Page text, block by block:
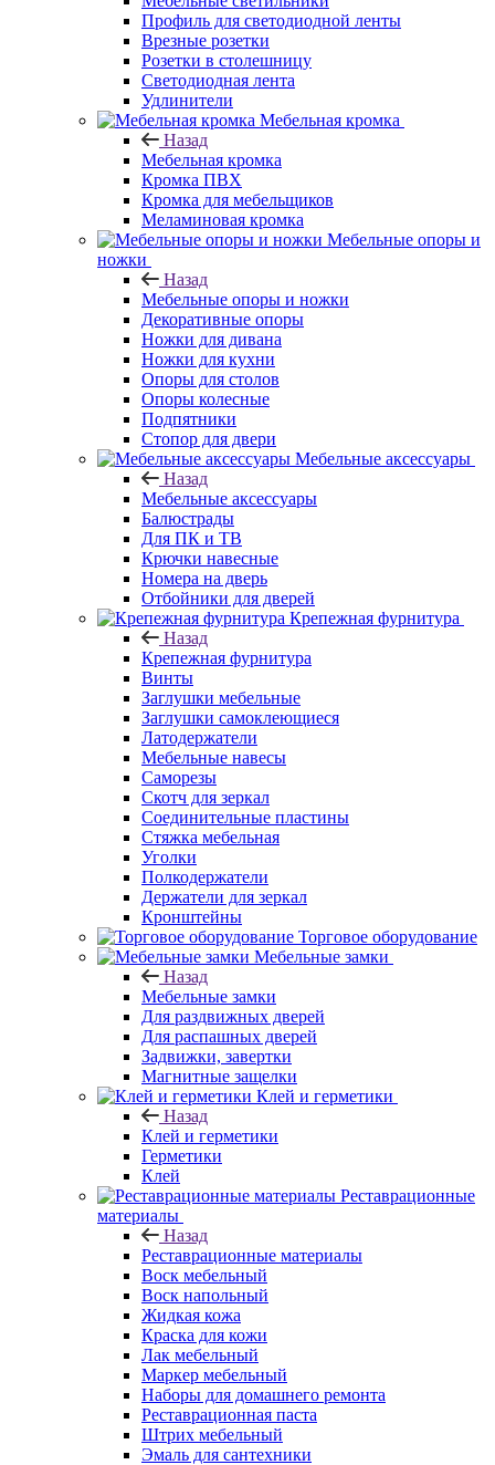
Профиль для светодиодной ленты
Врезные розетки
Розетки в столешницу
Светодиодная лента
Удлинители
Мебельная кромка
Назад
Мебельная кромка
Кромка ПВХ
Кромка для мебельщиков
Меламиновая кромка
Мебельные опоры и
ножки
Назад
Мебельные опоры и ножки
Декоративные опоры
Ножки для дивана
Ножки для кухни
Опоры для столов
Опоры колесные
Подпятники
Стопор для двери
Мебельные аксессуары
Назад
Мебельные аксессуары
Балюстрады
Для ПК и ТВ
Крючки навесные
Номера на дверь
Отбойники для дверей
Крепежная фурнитура
Назад
Крепежная фурнитура
Винты
Заглушки мебельные
Заглушки самоклеющиеся
Латодержатели
Мебельные навесы
Саморезы
Скотч для зеркал
Соединительные пластины
Стяжка мебельная
Уголки
Полкодержатели
Держатели для зеркал
Кронштейны
Торговое оборудование
Мебельные замки
Назад
Мебельные замки
Для раздвижных дверей
Для распашных дверей
Задвижки, завертки
Магнитные защелки
Клей и герметики
Назад
Клей и герметики
Герметики
Клей
Реставрационные
материалы
Назад
Реставрационные материалы
Воск мебельный
Воск напольный
Жидкая кожа
Краска для кожи
Лак мебельный
Маркер мебельный
Наборы для домашнего ремонта
Реставрационная паста
Штрих мебельный
Эмаль для сантехники